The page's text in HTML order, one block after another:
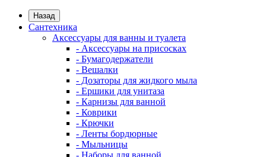
Назад
Сантехника
Аксессуары для ванны и туалета
- Аксессуары на присосках
- Бумагодержатели
- Вешалки
- Дозаторы для жидкого мыла
- Ершики для унитаза
- Карнизы для ванной
- Коврики
- Крючки
- Ленты бордюрные
- Мыльницы
- Наборы для ванной